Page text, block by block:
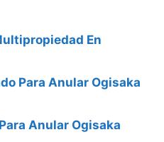
En
Para Anular Ogisaka
Anular Ogisaka